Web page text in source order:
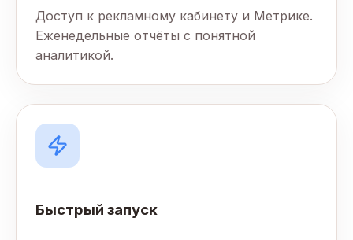
Доступ к рекламному кабинету и Метрике.
Еженедельные отчёты с понятной
аналитикой.
Быстрый запуск